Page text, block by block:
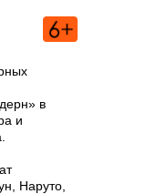
в
и
Наруто,